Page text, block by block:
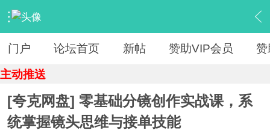
› 【 资源区 】 › 『资源杂烩』 › 内容
门户 论坛首页 新帖 赞助VIP会员 赞
主动推送
[夸克网盘] 零基础分镜创作实战课，系
统掌握镜头思维与接单技能